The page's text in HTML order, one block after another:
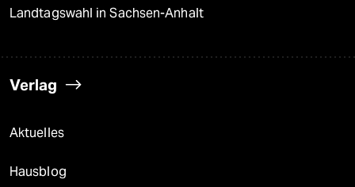
Landtagswahl in Sachsen-Anhalt
Verlag
Aktuelles
Hausblog